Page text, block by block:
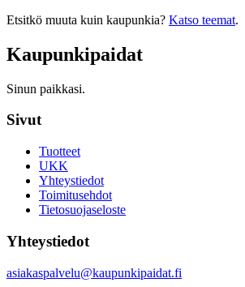
Etsitkö muuta kuin kaupunkia? Katso teemat.
Kaupunkipaidat
Sinun paikkasi.
Sivut
Tuotteet
UKK
Yhteystiedot
Toimitusehdot
Tietosuojaseloste
Yhteystiedot
asiakaspalvelu@kaupunkipaidat.fi